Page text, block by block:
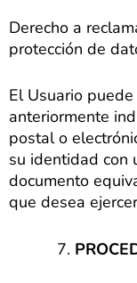
Derecho a
protección de
El Usuario
anteriormente
postal o
su identidad con
documento
que desea